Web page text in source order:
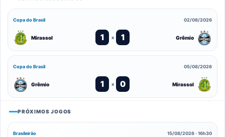
Copa do Brasil 02/08/2026
Mirassol 1 x 1 Grêmio
Copa do Brasil 05/08/2026
Grêmio 1 x 0 Mirassol
PRÓXIMOS JOGOS
Brasileirão 15/08/2026 · 16h30